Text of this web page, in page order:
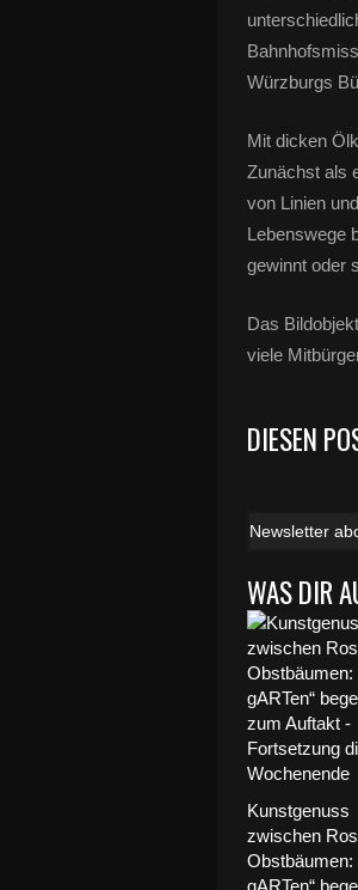
Würzburgs
Mit dicken
Zunächst als
von Linien
Lebenswege
gewinnt oder
Das
viele
DIESEN
Newsletter
WAS DIR
Kunstgenuss
zwischen
Obstbäumen:
gARTen“